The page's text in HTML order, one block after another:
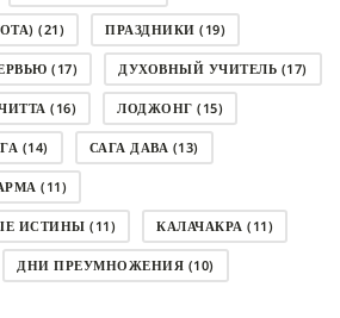
(21) ПРАЗДНИКИ (19)
(17) ДУХОВНЫЙ УЧИТЕЛЬ (17)
(16) ЛОДЖОНГ (15)
(14) САГА ДАВА (13)
(11)
ИСТИНЫ (11) КАЛАЧАКРА (11)
ДНИ ПРЕУМНОЖЕНИЯ (10)